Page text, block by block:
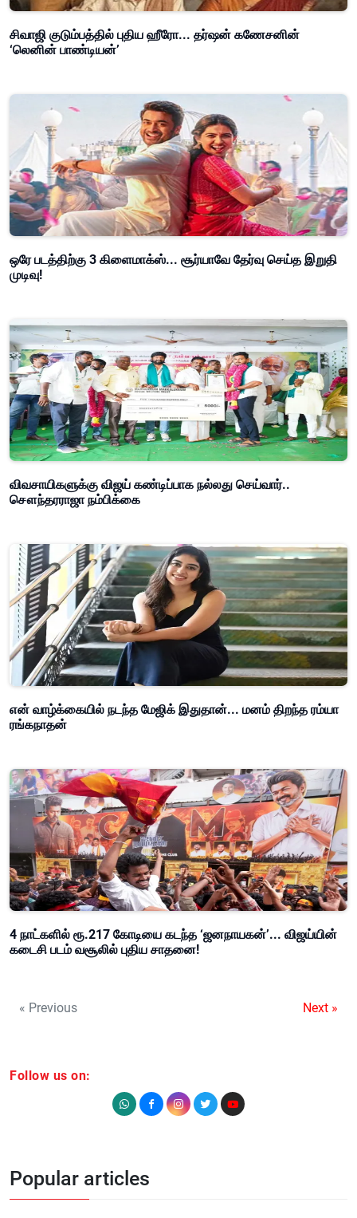
சிவாஜி குடும்பத்தில் புதிய ஹீரோ... தர்ஷன் கணேசனின்
‘லெனின் பாண்டியன்’
ஒரே படத்திற்கு 3 கிளைமாக்ஸ்... சூர்யாவே தேர்வு செய்த இறுதி
முடிவு!
விவசாயிகளுக்கு விஜய் கண்டிப்பாக நல்லது செய்வார்..
சௌந்தரராஜா நம்பிக்கை
என் வாழ்க்கையில் நடந்த மேஜிக் இதுதான்... மனம் திறந்த ரம்யா
ரங்கநாதன்
4 நாட்களில் ரூ.217 கோடியை கடந்த ‘ஜனநாயகன்’... விஜய்யின்
கடைசி படம் வசூலில் புதிய சாதனை!
« Previous Next »
Follow us on:
Popular articles